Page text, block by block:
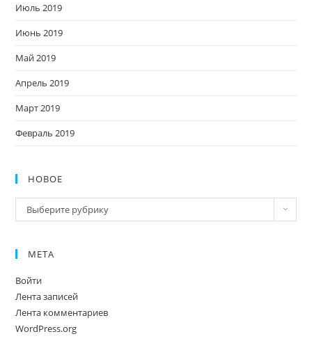
Июль 2019
Июнь 2019
Май 2019
Апрель 2019
Март 2019
Февраль 2019
НОВОЕ
Новое
Выберите рубрику
МЕТА
Войти
Лента записей
Лента комментариев
WordPress.org